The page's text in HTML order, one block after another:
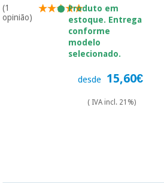
(1
opinião)
Produto em
estoque. Entrega
conforme
modelo
selecionado.
desde 15,60€
( IVA incl. 21%)